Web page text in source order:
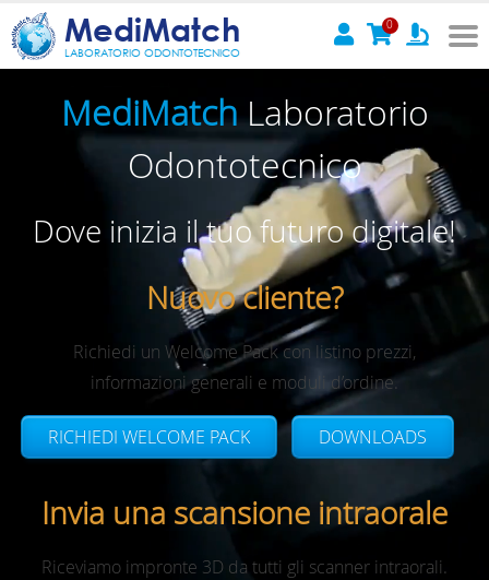
MediMatch
LABORATORIO ODONTOTECNICO
0
MediMatchLaboratorio
Odontotecnico
Dove inizia il tuo futuro digitale!
Nuovo cliente?
Richiedi un Welcome Pack con listino prezzi,
informazioni generali e moduli d’ordine.
RICHIEDI WELCOME PACK DOWNLOADS
Invia una scansione intraorale
Riceviamo impronte 3D da tutti gli scanner intraorali.